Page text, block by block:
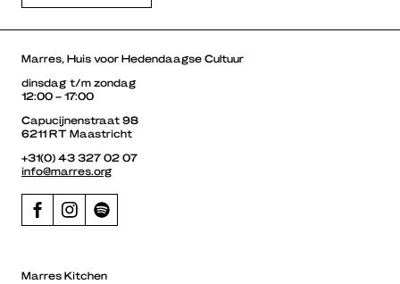
Marres, Huis voor Hedendaagse Cultuur
dinsdag t/m zondag
12:00 – 17:00
Capucijnenstraat 98
6211 RT Maastricht
+31(0) 43 327 02 07
info@marres.org
Marres Kitchen